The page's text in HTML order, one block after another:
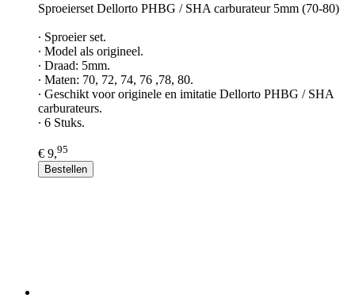
Sproeierset Dellorto PHBG / SHA carburateur 5mm (70-80)
∙ Sproeier set.
∙ Model als origineel.
∙ Draad: 5mm.
∙ Maten: 70, 72, 74, 76 ,78, 80.
∙ Geschikt voor originele en imitatie Dellorto PHBG / SHA
carburateurs.
∙ 6 Stuks.
€ 9,95
Bestellen